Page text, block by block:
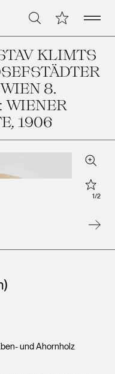
Suche Meine Open
KLIMTS
8. A
W
, 1906
Zoom
Star
1/2
und Ahornholz